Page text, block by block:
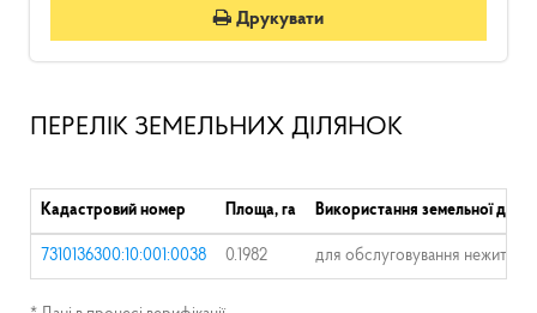
Друкувати
ПЕРЕЛІК ЗЕМЕЛЬНИХ ДІЛЯНОК
Кадастровий номер Площа, га Використання земельної
7310136300:10:001:0038 0.1982 для обслуговування